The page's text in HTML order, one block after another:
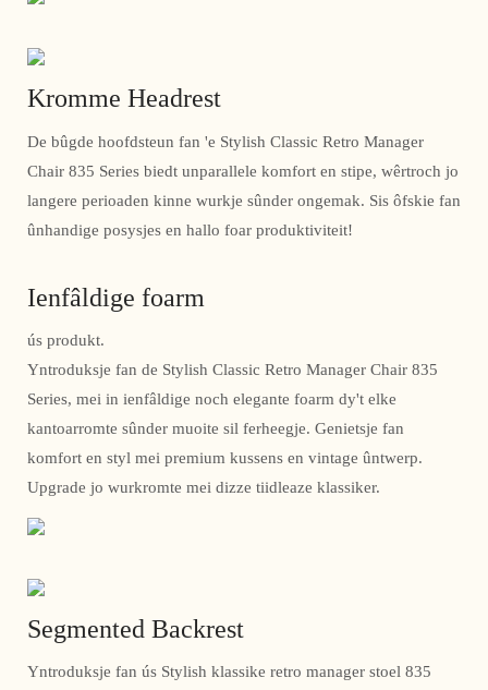
Kromme Headrest
De bûgde hoofdsteun fan 'e Stylish Classic Retro Manager
Chair 835 Series biedt unparallele komfort en stipe, wêrtroch jo
langere perioaden kinne wurkje sûnder ongemak. Sis ôfskie fan
ûnhandige posysjes en hallo foar produktiviteit!
Ienfâldige foarm
ús produkt.
Yntroduksje fan de Stylish Classic Retro Manager Chair 835
Series, mei in ienfâldige noch elegante foarm dy't elke
kantoarromte sûnder muoite sil ferheegje. Genietsje fan
komfort en styl mei premium kussens en vintage ûntwerp.
Upgrade jo wurkromte mei dizze tiidleaze klassiker.
Segmented Backrest
Yntroduksje fan ús Stylish klassike retro manager stoel 835